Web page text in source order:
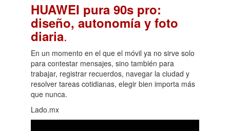
HUAWEI pura 90s pro:
diseño, autonomía y foto
diaria.
En un momento en el que el móvil ya no sirve solo
para contestar mensajes, sino también para
trabajar, registrar recuerdos, navegar la ciudad y
resolver tareas cotidianas, elegir bien importa más
que nunca.
Lado.mx